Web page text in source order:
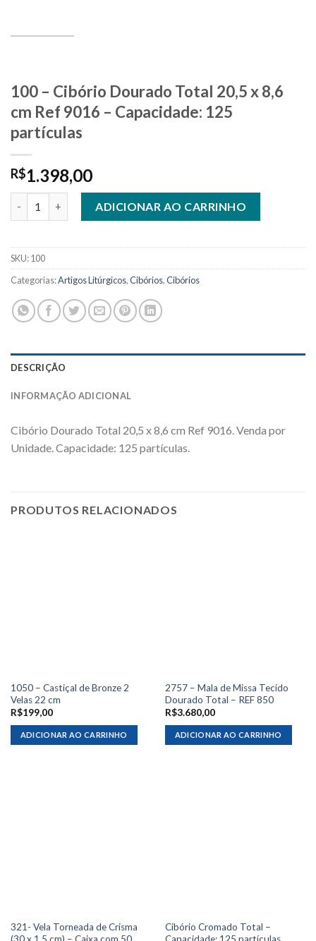
100 – Cibório Dourado Total 20,5 x 8,6
cm Ref 9016 – Capacidade: 125
partículas
R$1.398,00
ADICIONAR AO CARRINHO
SKU:100
Categorias:Artigos Litúrgicos,Cibórios,Cibórios
DESCRIÇÃO
INFORMAÇÃO ADICIONAL
Cibório Dourado Total 20,5 x 8,6 cm Ref 9016. Venda por
Unidade. Capacidade: 125 partículas.
PRODUTOS RELACIONADOS
1050 – Castiçal de Bronze 2
Velas 22 cm
R$199,00
ADICIONAR AO CARRINHO
2757 – Mala de Missa Tecido
Dourado Total – REF 850
R$3.680,00
ADICIONAR AO CARRINHO
321- Vela Torneada de Crisma
Cibório Cromado Total –